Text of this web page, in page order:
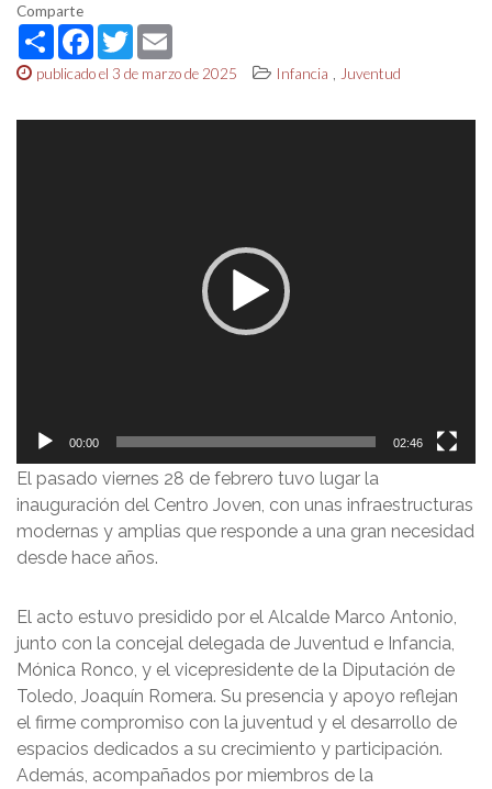
Comparte
ShareFacebook
Twitter
publicado el 3 de marzo de 2025 Infancia Juventud
00:00 02:46
El pasado viernes 28 de febrero tuvo lugar la
inauguración del Centro Joven, con unas infraestructuras
modernas y amplias que responde a una gran necesidad
desde hace años.
El acto estuvo presidido por el Alcalde Marco Antonio,
junto con la concejal delegada de Juventud e Infancia,
Mónica Ronco, y el vicepresidente de la Diputación de
Toledo, Joaquín Romera. Su presencia y apoyo reflejan
el firme compromiso con la juventud y el desarrollo de
espacios dedicados a su crecimiento y participación.
Además, acompañados por miembros de la